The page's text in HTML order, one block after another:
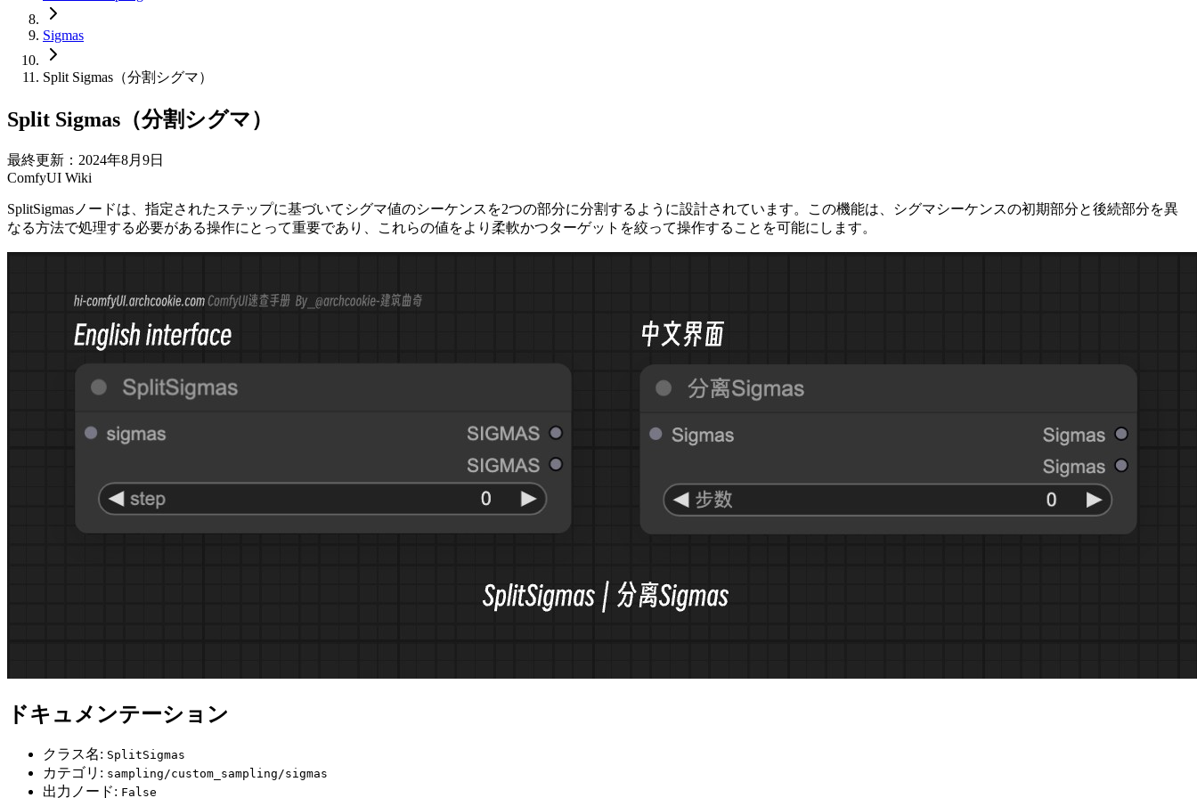
Sigmas
Split Sigmas（分割シグマ）
Split Sigmas（分割シグマ）
最終更新：2024年8月9日
ComfyUI Wiki
SplitSigmasノードは、指定されたステップに基づいてシグマ値のシーケンスを2つの部分に分割するように設計されています。この機能は、シグマシーケンスの初期部分と後続部分を異
なる方法で処理する必要がある操作にとって重要であり、これらの値をより柔軟かつターゲットを絞って操作することを可能にします。
ドキュメンテーション
クラス名: SplitSigmas
カテゴリ: sampling/custom_sampling/sigmas
出力ノード: False